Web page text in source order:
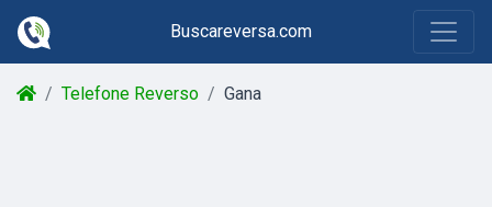
Buscareversa.com
Telefone Reverso Gana